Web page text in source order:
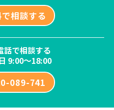
相談する
話で相談する
9:00～18:00
089-741